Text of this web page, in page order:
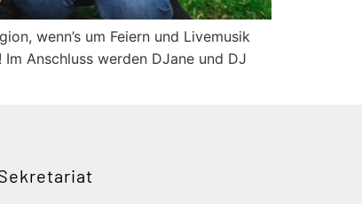
wenn’s um Feiern und Livemusik
Anschluss werden DJane und DJ